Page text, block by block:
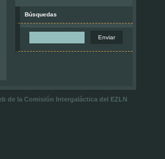
Búsquedas
de la Comisión Intergaláctica del EZLN